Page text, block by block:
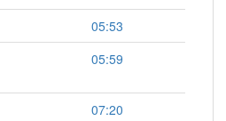
05:53
05:59
07:20